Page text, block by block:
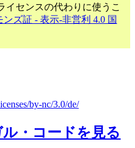
イセンスの代わりに使うこ
ンズ証 - 表示-非営利 4.0 国
by-nc/3.0/de/
ル・コードを見る